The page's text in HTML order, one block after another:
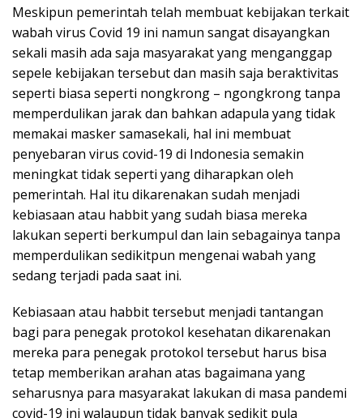
Meskipun pemerintah telah membuat kebijakan terkait
wabah virus Covid 19 ini namun sangat disayangkan
sekali masih ada saja masyarakat yang menganggap
sepele kebijakan tersebut dan masih saja beraktivitas
seperti biasa seperti nongkrong – ngongkrong tanpa
memperdulikan jarak dan bahkan adapula yang tidak
memakai masker samasekali, hal ini membuat
penyebaran virus covid-19 di Indonesia semakin
meningkat tidak seperti yang diharapkan oleh
pemerintah. Hal itu dikarenakan sudah menjadi
kebiasaan atau habbit yang sudah biasa mereka
lakukan seperti berkumpul dan lain sebagainya tanpa
memperdulikan sedikitpun mengenai wabah yang
sedang terjadi pada saat ini.
Kebiasaan atau habbit tersebut menjadi tantangan
bagi para penegak protokol kesehatan dikarenakan
mereka para penegak protokol tersebut harus bisa
tetap memberikan arahan atas bagaimana yang
seharusnya para masyarakat lakukan di masa pandemi
covid-19 ini walaupun tidak banyak sedikit pula